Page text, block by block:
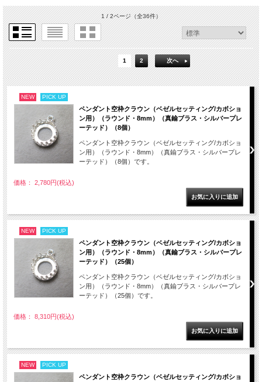
1 / 2ページ（全36件）
1 2 次へ
NEW PICK UP
ペンダント空枠クラウン（ベゼルセッティング/カボショ
ン用）（ラウンド・8mm）（真鍮ブラス・シルバープレ
ーテッド）（8個）
ペンダント空枠クラウン（ベゼルセッティング/カボショ
ン用）（ラウンド・8mm）（真鍮ブラス・シルバープレ
ーテッド）（8個）です。
価格： 2,780円(税込)
NEW PICK UP
ペンダント空枠クラウン（ベゼルセッティング/カボショ
ン用）（ラウンド・8mm）（真鍮ブラス・シルバープレ
ーテッド）（25個）
ペンダント空枠クラウン（ベゼルセッティング/カボショ
ン用）（ラウンド・8mm）（真鍮ブラス・シルバープレ
ーテッド）（25個）です。
価格： 8,310円(税込)
NEW PICK UP
ペンダント空枠クラウン（ベゼルセッティング/カボショ